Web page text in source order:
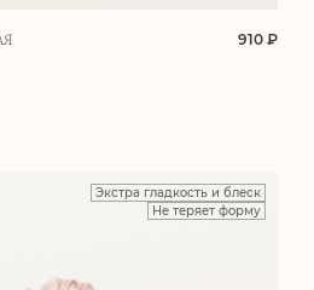
910 ₽
Экстра гладкость и блеск
Не теряет форму